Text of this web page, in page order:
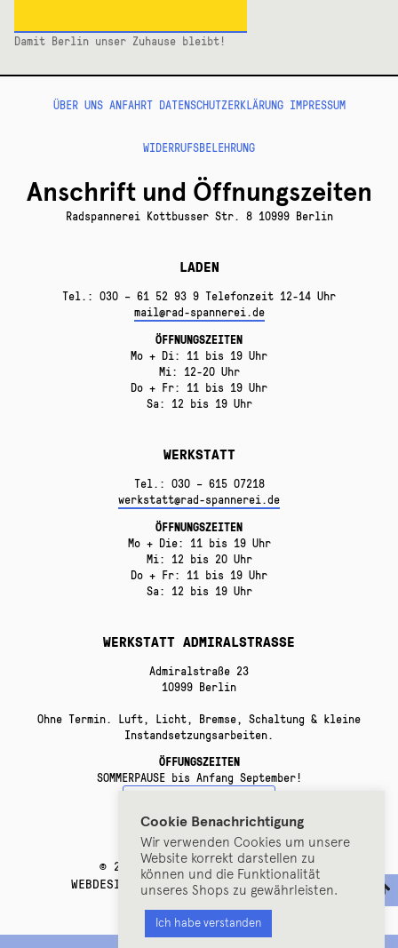
Damit Berlin unser Zuhause bleibt!
ÜBER UNS ANFAHRT DATENSCHUTZERKLÄRUNG IMPRESSUM
WIDERRUFSBELEHRUNG
Anschrift und Öffnungszeiten
Radspannerei Kottbusser Str. 8 10999 Berlin
LADEN
Tel.: 030 – 61 52 93 9 Telefonzeit 12-14 Uhr
mail@rad-spannerei.de
ÖFFNUNGSZEITEN
Mo + Di: 11 bis 19 Uhr
Mi: 12-20 Uhr
Do + Fr: 11 bis 19 Uhr
Sa: 12 bis 19 Uhr
WERKSTATT
Tel.: 030 – 615 07218
werkstatt@rad-spannerei.de
ÖFFNUNGSZEITEN
Mo + Die: 11 bis 19 Uhr
Mi: 12 bis 20 Uhr
Do + Fr: 11 bis 19 Uhr
Sa: 12 bis 19 Uhr
WERKSTATT ADMIRALSTRASSE
Admiralstraße 23
10999 Berlin
Ohne Termin. Luft, Licht, Bremse, Schaltung & kleine
Instandsetzungsarbeiten.
ÖFFUNGSZEITEN
SOMMERPAUSE bis Anfang September!
© 2019 RADSPANNEREI, BERLIN.
WEBDESIGN BYERROR:UNDEFINED DESIGN.
Cookie Benachrichtigung
Wir verwenden Cookies um unsere
Website korrekt darstellen zu
können und die Funktionalität
unseres Shops zu gewährleisten.
Ich habe verstanden